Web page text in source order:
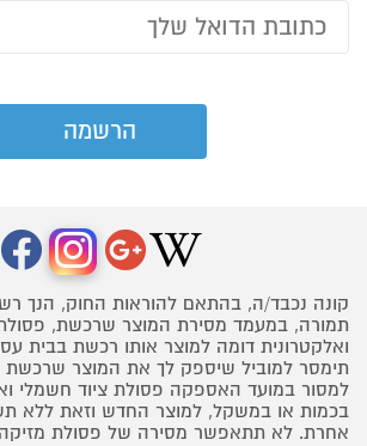
קונה נכבד/ה, בהתאם להוראות החוק, הנך
תמורה, במעמד מסירת המוצר שרכשת,
ואלקטרונית דומה למוצר אותו רכשת בבית
תימסר למוביל שיספק לך את המוצר שרכשת
למסור במועד האספקה פסולת ציוד חשמלי
בכמות או במשקל, למוצר החדש וזאת ללא
אחרת. לא תתאפשר מסירה של פסולת מזיקה